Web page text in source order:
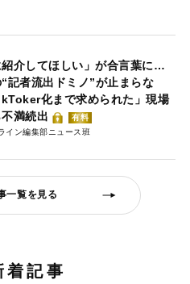
紹介してほしい」が合言葉に…
記者流出ドミノ”が止まらな
化まで求められた」現場
満続出
有料
イン編集部ニュース班
一覧を見る
着記事